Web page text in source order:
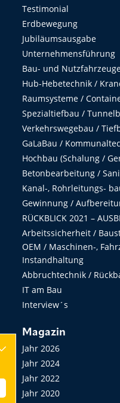
Testimonial
Erdbewegung
Jubiläumsausgabe
Unternehmensführung
Bau- und
Hub-Hebetechnik /
Raumsysteme /
Spezialtiefbau /
Verkehrswegebau /
GaLaBau /
Hochbau (Schalung /
Betonbearbeitung /
Kanal-, Rohrleitungs-
Gewinnung /
RÜCKBLICK 2021 –
Arbeitssicherheit /
OEM / Maschinen-,
Instandhaltung
Abbruchtechnik /
IT am Bau
Interview´s
Magazin
Jahr 2026
Jahr 2024
Jahr 2022
Jahr 2020